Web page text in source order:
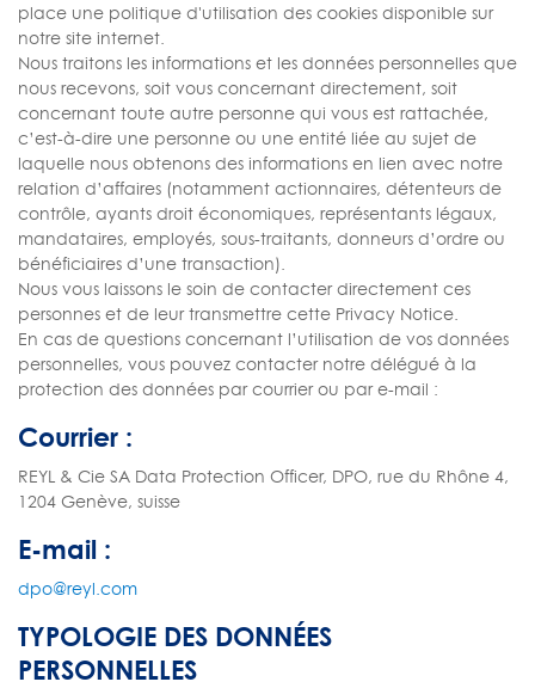
place une politique d'utilisation des cookies disponible sur
notre site internet.
Nous traitons les informations et les données personnelles que
nous recevons, soit vous concernant directement, soit
concernant toute autre personne qui vous est rattachée,
c’est-à-dire une personne ou une entité liée au sujet de
laquelle nous obtenons des informations en lien avec notre
relation d’affaires (notamment actionnaires, détenteurs de
contrôle, ayants droit économiques, représentants légaux,
mandataires, employés, sous-traitants, donneurs d’ordre ou
bénéficiaires d’une transaction).
Nous vous laissons le soin de contacter directement ces
personnes et de leur transmettre cette Privacy Notice.
En cas de questions concernant l’utilisation de vos données
personnelles, vous pouvez contacter notre délégué à la
protection des données par courrier ou par e-mail :
Courrier :
REYL & Cie SA Data Protection Officer, DPO, rue du Rhône 4,
1204 Genève, suisse
E-mail :
dpo@reyl.com
TYPOLOGIE DES DONNÉES
PERSONNELLES